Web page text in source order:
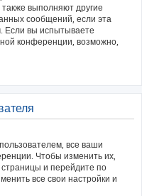
выполняют другие
сообщений, если эта
Если вы испытываете
конференции, возможно,
все ваши
Чтобы изменить их,
и перейдите по
все свои настройки и